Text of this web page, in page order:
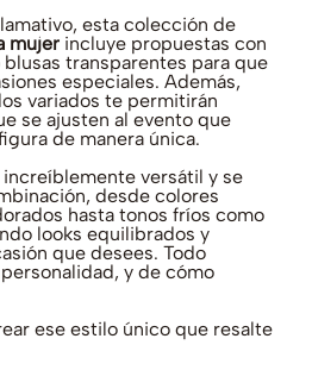
esta colección de
mujer incluye propuestas con
transparentes para que
especiales. Además,
variados te permitirán
se ajusten al evento que
de manera única.
versátil y se
desde colores
hasta tonos fríos como
looks equilibrados y
que desees. Todo
y de cómo
ese estilo único que resalte